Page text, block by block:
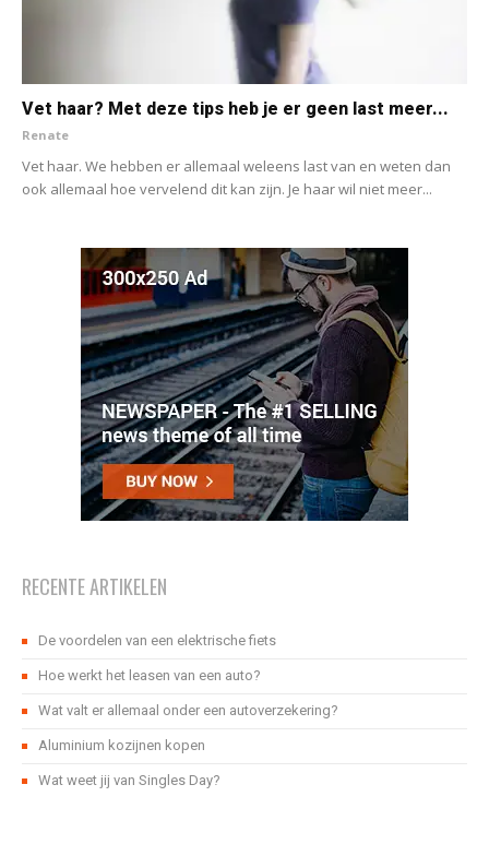
Vet haar? Met deze tips heb je er geen last meer...
Renate
Vet haar. We hebben er allemaal weleens last van en weten dan
ook allemaal hoe vervelend dit kan zijn. Je haar wil niet meer...
RECENTE ARTIKELEN
De voordelen van een elektrische fiets
Hoe werkt het leasen van een auto?
Wat valt er allemaal onder een autoverzekering?
Aluminium kozijnen kopen
Wat weet jij van Singles Day?